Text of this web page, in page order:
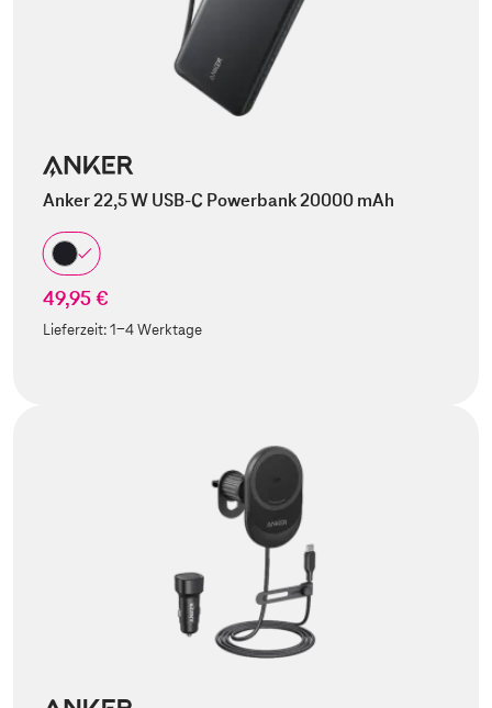
Anker 22,5 W USB-C Powerbank 20000 mAh
49,95 €
Lieferzeit:1-4 Werktage